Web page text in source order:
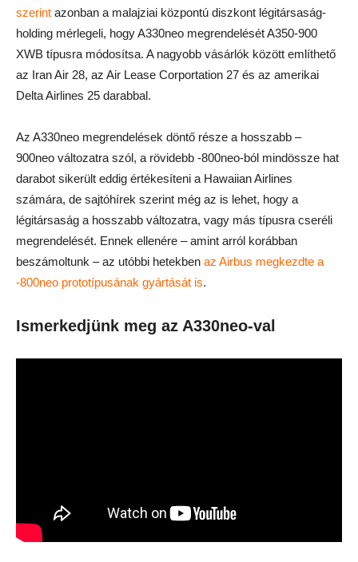
szerint azonban a malajziai központú diszkont légitársaság-
holding mérlegeli, hogy A330neo megrendelését A350-900
XWB típusra módosítsa. A nagyobb vásárlók között említhető
az Iran Air 28, az Air Lease Corportation 27 és az amerikai
Delta Airlines 25 darabbal.
Az A330neo megrendelések döntő része a hosszabb –
900neo változatra szól, a rövidebb -800neo-ból mindössze hat
darabot sikerült eddig értékesíteni a Hawaiian Airlines
számára, de sajtóhírek szerint még az is lehet, hogy a
légitársaság a hosszabb változatra, vagy más típusra cseréli
megrendelését. Ennek ellenére – amint arról korábban
beszámoltunk – az utóbbi hetekben az Airbus megkezdte a
-800neo prototípusának gyártását is.
Ismerkedjünk meg az A330neo-val